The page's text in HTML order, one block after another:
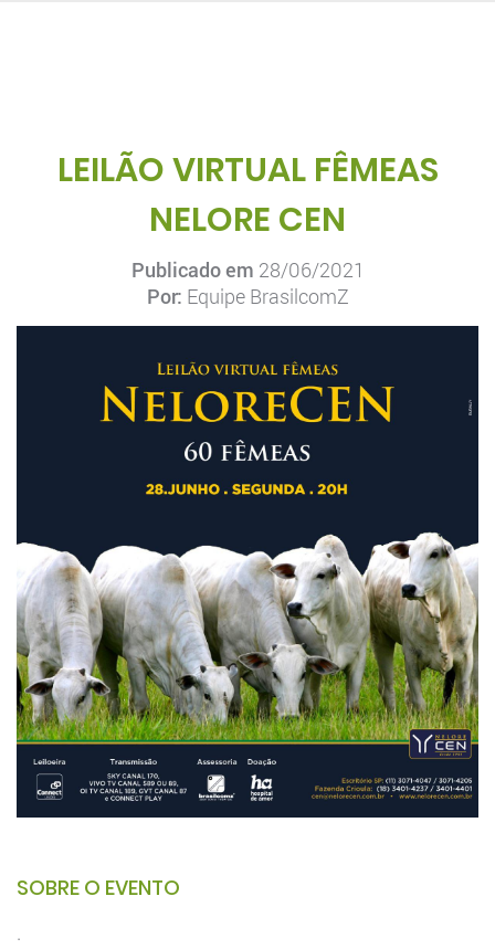
LEILÃO VIRTUAL FÊMEAS
NELORE CEN
Publicado em 28/06/2021
Por: Equipe BrasilcomZ
SOBRE O EVENTO
.